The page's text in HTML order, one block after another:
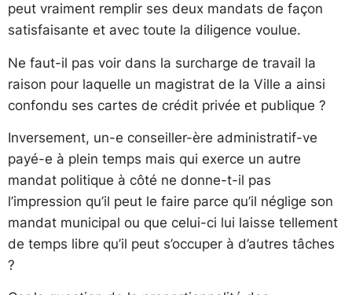
peut vraiment remplir ses deux mandats de façon
satisfaisante et avec toute la diligence voulue.
Ne faut-il pas voir dans la surcharge de travail la
raison pour laquelle un magistrat de la Ville a ainsi
confondu ses cartes de crédit privée et publique ?
Inversement, un-e conseiller-ère administratif-ve
payé-e à plein temps mais qui exerce un autre
mandat politique à côté ne donne-t-il pas
l’impression qu’il peut le faire parce qu’il néglige son
mandat municipal ou que celui-ci lui laisse tellement
de temps libre qu’il peut s’occuper à d’autres tâches
?